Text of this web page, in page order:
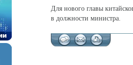
Для нового главы
в должности министра.